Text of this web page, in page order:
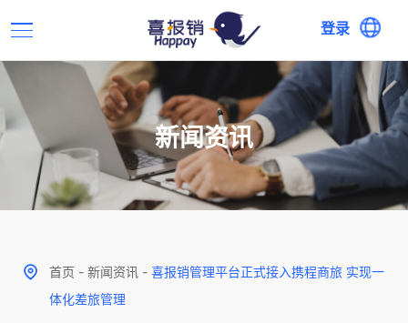
登录
新闻资讯
首页 - 新闻资讯 - 喜报销管理平台正式接入携程商旅 实现一
体化差旅管理